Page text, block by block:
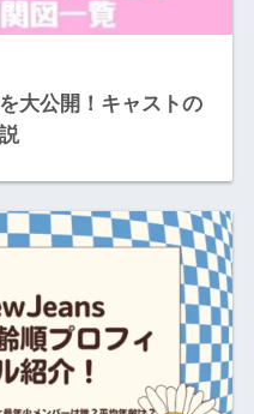
大公開！キャストの